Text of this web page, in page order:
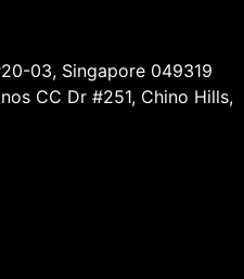
03, Singapore 049319
CC Dr #251, Chino Hills,